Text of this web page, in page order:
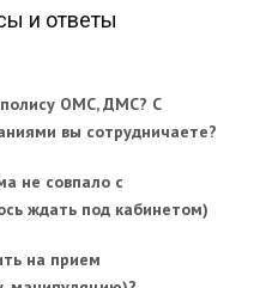
и ответы
ОМС, ДМС? С
вы сотрудничаете?
не совпало с
ждать под кабинетом)
на прием